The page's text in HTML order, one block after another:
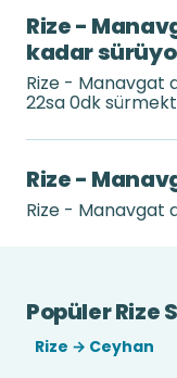
Rize -
kadar
Rize - Manavgat
22sa 0dk
Rize -
Rize - Manavgat
Popüler Rize
Rize → Ceyhan